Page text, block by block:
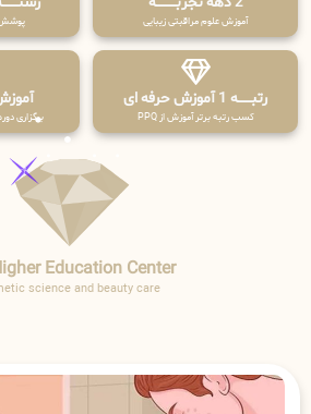
آموزش علوم مراقبتی زیبایی پوشش
رتبــــــه 1 آموزش حرفه ای
کسب رتبه برتر آموزش از PPQ
آموزش
برگزاری
Education Center
science and beauty care